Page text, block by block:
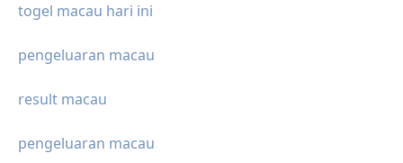
togel macau hari ini
pengeluaran macau
result macau
pengeluaran macau